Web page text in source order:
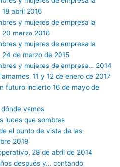
abril 2016
y mujeres de empresa la
marzo 2018
y mujeres de empresa la
de marzo de 2015
y mujeres de empresa… 2014
11 y 12 de enero de 2017
futuro incierto 16 de mayo de
vamos
luces que sombras
el punto de vista de las
2019
28 de abril de 2014
después y… contando